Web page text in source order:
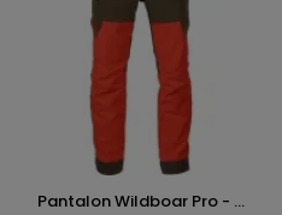
Pantalon Wildboar Pro - ...